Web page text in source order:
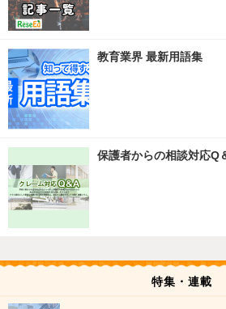
教育業界 最新用語集
保護者からの相談対応Q
特集・連載